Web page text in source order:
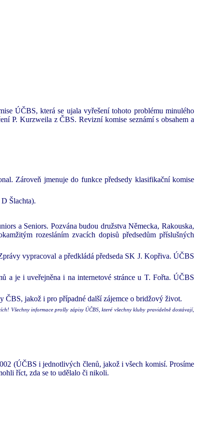
ÚČBS, která se ujala vyřešení tohoto problému minulého
P. Kurzweila z ČBS. Revizní komise seznámí s obsahem a
Zároveň jmenuje do funkce předsedy klasifikační komise
Šlachta).
a Seniors. Pozvána budou družstva Německa, Rakouska,
rozesláním zvacích dopisů předsedům příslušných
vypracoval a předkládá předseda SK J. Kopřiva. ÚČBS
a je i uveřejněna i na internetové stránce u T. Fořta. ÚČBS
ČBS, jakož i pro případné další zájemce o bridžový život.
Všechny informace prošly zápisy ÚČBS, které všechny kluby pravidelně dostávají,
(ÚČBS i jednotlivých členů, jakož i všech komisí. Prosíme
říct, zda se to udělalo či nikoli.